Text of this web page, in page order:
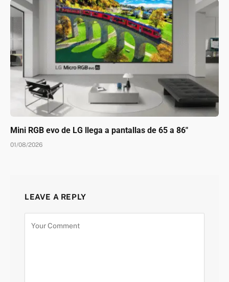
Mini RGB evo de LG llega a pantallas de 65 a 86″
01/08/2026
LEAVE A REPLY